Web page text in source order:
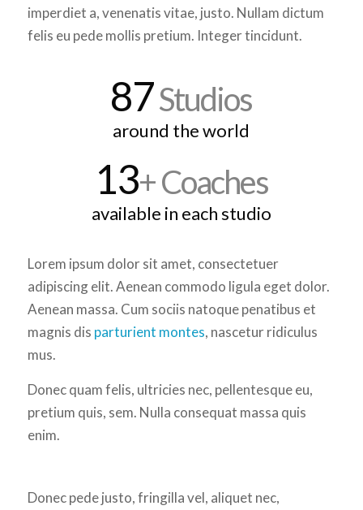
imperdiet a, venenatis vitae, justo. Nullam dictum
felis eu pede mollis pretium. Integer tincidunt.
87Studios
around the world
13+ Coaches
available in each studio
Lorem ipsum dolor sit amet, consectetuer
adipiscing elit. Aenean commodo ligula eget dolor.
Aenean massa. Cum sociis natoque penatibus et
magnis dis parturient montes, nascetur ridiculus
mus.
Donec quam felis, ultricies nec, pellentesque eu,
pretium quis, sem. Nulla consequat massa quis
enim.
Donec pede justo, fringilla vel, aliquet nec,